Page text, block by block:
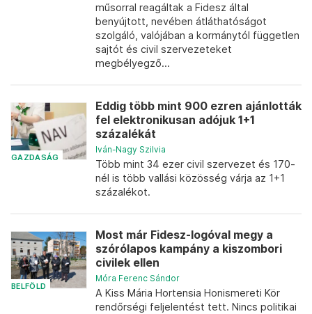
műsorral reagáltak a Fidesz által
benyújtott, nevében átláthatóságot
szolgáló, valójában a kormánytól független
sajtót és civil szervezeteket
megbélyegző...
GAZDASÁG
Eddig több mint 900 ezren ajánlották
fel elektronikusan adójuk 1+1
százalékát
Iván-Nagy Szilvia
Több mint 34 ezer civil szervezet és 170-
nél is több vallási közösség várja az 1+1
százalékot.
BELFÖLD
Most már Fidesz-logóval megy a
szórólapos kampány a kiszombori
civilek ellen
Móra Ferenc Sándor
A Kiss Mária Hortensia Honismereti Kör
rendőrségi feljelentést tett. Nincs politikai